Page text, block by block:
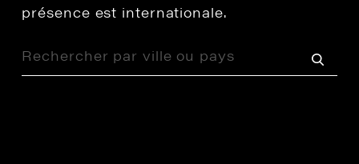
présence est internationale.